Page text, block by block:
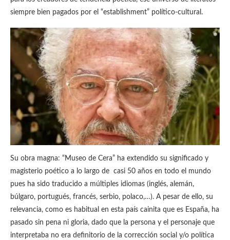
siempre bien pagados por el “establishment” político-cultural.
Su obra magna: “Museo de Cera” ha extendido su significado y
magisterio poético a lo largo de casi 50 años en todo el mundo
pues ha sido traducido a múltiples idiomas (inglés, alemán,
búlgaro, portugués, francés, serbio, polaco,…). A pesar de ello, su
relevancia, como es habitual en esta país cainita que es España, ha
pasado sin pena ni gloria, dado que la persona y el personaje que
interpretaba no era definitorio de la corrección social y/o política